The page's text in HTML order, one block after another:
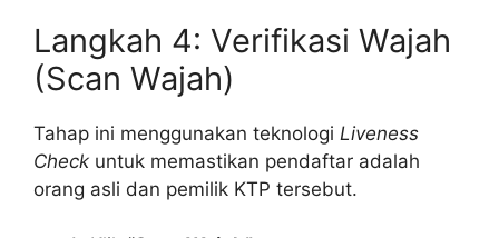
Langkah 4: Verifikasi Wajah
(Scan Wajah)
Tahap ini menggunakan teknologi Liveness
Check untuk memastikan pendaftar adalah
orang asli dan pemilik KTP tersebut.